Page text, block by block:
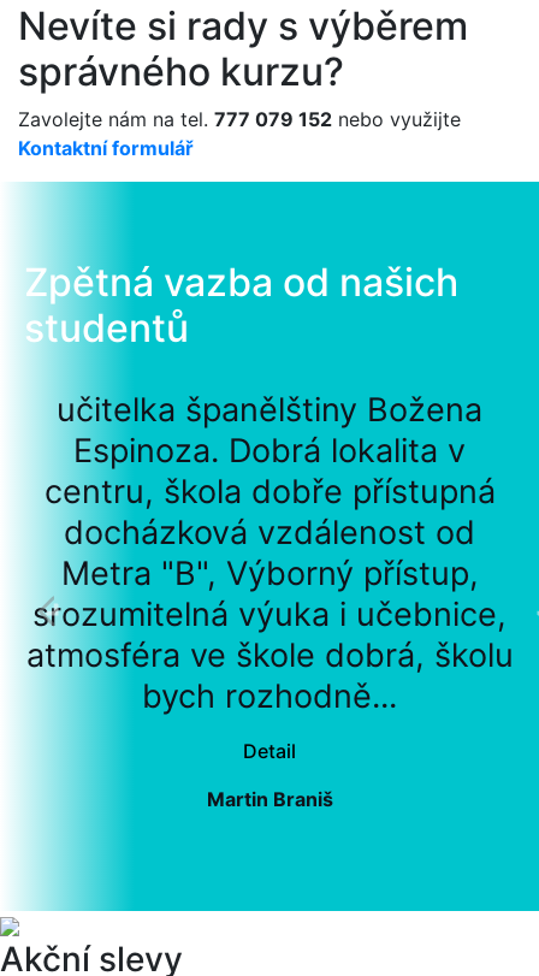
Nevíte si rady s výběrem
správného kurzu?
Zavolejte nám na tel. 777 079 152 nebo využijte
Kontaktní formulář
Zpětná vazba od našich
studentů
učitelka španělštiny Božena
Espinoza. Dobrá lokalita v
centru, škola dobře přístupná
docházková vzdálenost od
Metra "B", Výborný přístup,
srozumitelná výuka i učebnice,
atmosféra ve škole dobrá, školu
bych rozhodně...
Detail
Martin Braniš
Akční slevy